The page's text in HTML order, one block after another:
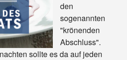
den
sogenannten
"krönenden
Abschluss".
sollte es da auf jeden